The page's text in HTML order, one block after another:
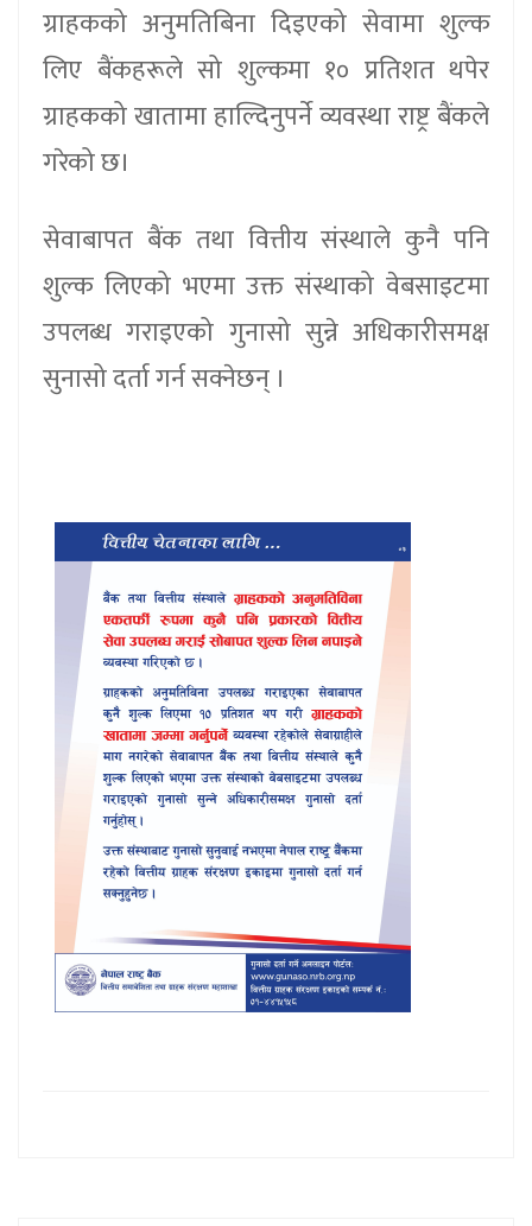
ग्राहकको अनुमतिबिना दिइएको सेवामा शुल्क
लिए बैंकहरूले सो शुल्कमा १० प्रतिशत थपेर
ग्राहकको खातामा हाल्दिनुपर्ने व्यवस्था राष्ट्र बैंकले
गरेको छ।
सेवाबापत बैंक तथा वित्तीय संस्थाले कुनै पनि
शुल्क लिएको भएमा उक्त संस्थाको वेबसाइटमा
उपलब्ध गराइएको गुनासो सुन्ने अधिकारीसमक्ष
सुनासो दर्ता गर्न सक्नेछन् ।